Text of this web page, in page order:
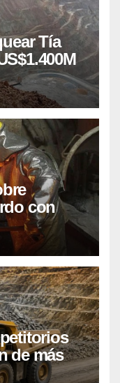
Tía
con
de más
explorar